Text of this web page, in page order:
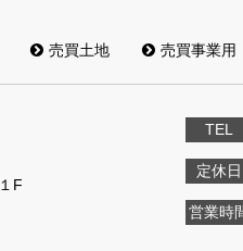
売買土地 売買事業用
F
TEL
定休日
営業時